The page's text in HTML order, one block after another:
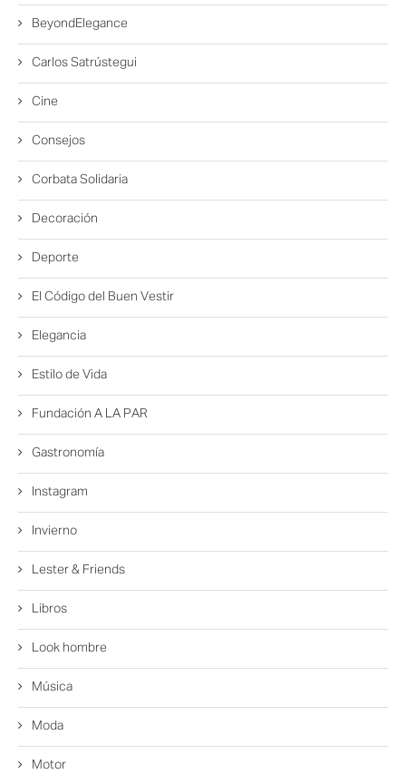
BeyondElegance
Carlos Satrústegui
Cine
Consejos
Corbata Solidaria
Decoración
Deporte
El Código del Buen Vestir
Elegancia
Estilo de Vida
Fundación A LA PAR
Gastronomía
Instagram
Invierno
Lester & Friends
Libros
Look hombre
Música
Moda
Motor